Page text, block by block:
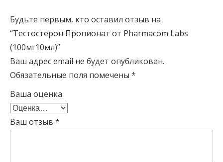
Будьте первым, кто оставил отзыв на
“Тестостерон Пропионат от Pharmacom Labs
(100мг10мл)”
Ваш адрес email не будет опубликован.
Обязательные поля помечены *
Ваша оценка
Ваш отзыв *